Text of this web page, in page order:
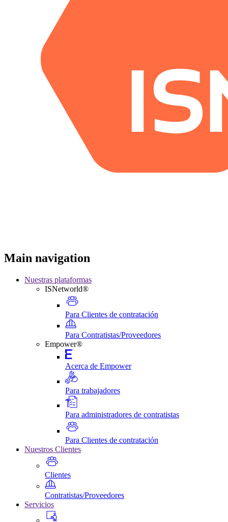
Main navigation
Nuestras plataformas
ISNetworld®
Para Clientes de contratación
Para Contratistas/Proveedores
Empower®
Acerca de Empower
Para trabajadores
Para administradores de contratistas
Para Clientes de contratación
Nuestros Clientes
Clientes
Contratistas/Proveedores
Servicios